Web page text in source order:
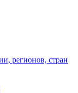
регионов, стран